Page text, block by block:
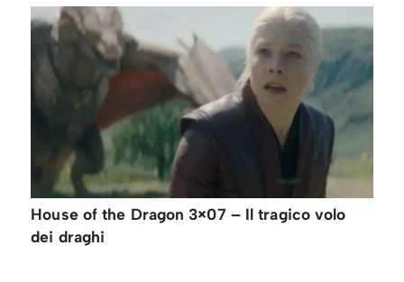
House of the Dragon 3×07 – Il tragico volo
dei draghi